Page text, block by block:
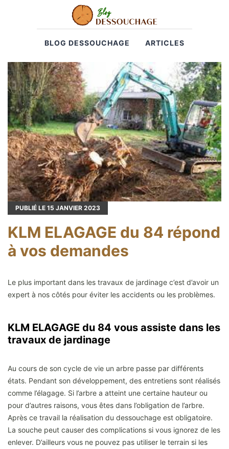
BLOG DESSOUCHAGE ARTICLES
PUBLIÉ LE 15 JANVIER 2023
KLM ELAGAGE du 84 répond
à vos demandes
Le plus important dans les travaux de jardinage c’est d’avoir un
expert à nos côtés pour éviter les accidents ou les problèmes.
KLM ELAGAGE du 84 vous assiste dans les
travaux de jardinage
Au cours de son cycle de vie un arbre passe par différents
états. Pendant son développement, des entretiens sont réalisés
comme l’élagage. Si l’arbre a atteint une certaine hauteur ou
pour d’autres raisons, vous êtes dans l’obligation de l’arbre.
Après ce travail la réalisation du dessouchage est obligatoire.
La souche peut causer des complications si vous ignorez de les
enlever. D’ailleurs vous ne pouvez pas utiliser le terrain si les